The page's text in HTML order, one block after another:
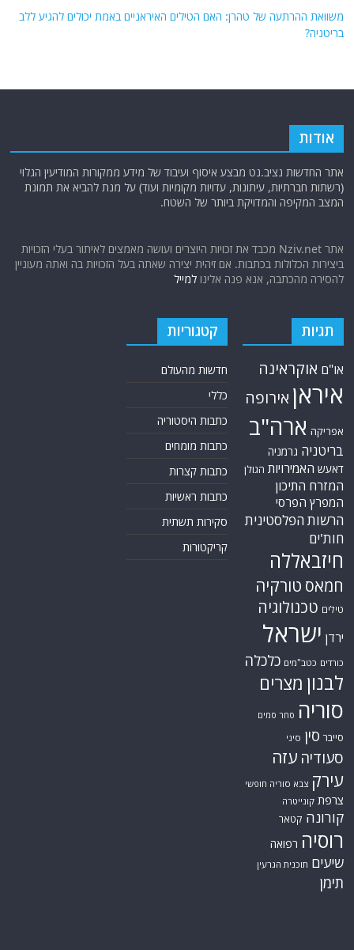
משוואת ההרתעה של טהרן: האם הטילים האיראניים באמת יכולים להגיע ללב
בריטניה?
אודות
אתר החדשות נציב.נט מבצע איסוף ועיבוד של מידע ממקורות המודיעין הגלוי
(רשתות חברתיות, עיתונות, עדויות מקומיות ועוד) על מנת להביא את תמונת
המצב המקיפה והמדויקת ביותר של השטח.
אתר Nziv.net מכבד את זכויות היוצרים ועושה מאמצים לאיתור בעלי הזכויות
ביצירות הכלולות בכתבות. אם זיהית יצירה שאתה בעל הזכויות בה ואתה מעוניין
להסירה מהכתבה, אנא פנה אלינולמייל
תגיות
או"ם אוקראינה
איראן אירופה
אפריקה ארה"ב
בריטניה גרמניה
דאעש האמירויות הגולן
המזרח התיכון
המפרץ הפרסי
הרשות הפלסטינית
חות'ים
חיזבאללה
חמאס טורקיה
טילים טכנולוגיה
ירדן ישראל
כורדים כטב"מים כלכלה
לבנון מצרים
סוריה סחר סמים
סייבר סין סיני
סעודיה עזה
עירק צבא סוריה חופשי
צרפת קונייטרה
קורונה קטאר
רוסיה רפואה
שיעים תוכנית הגרעין
תימן
קטגוריות
חדשות מהעולם
כללי
כתבות היסטוריה
כתבות מומחים
כתבות קצרות
כתבות ראשיות
סקירות תשתית
קריקטורות